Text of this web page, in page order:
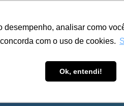
analisar como
concorda com o uso de cookies.
Ok, entendi!
CAPACITAÇÃO